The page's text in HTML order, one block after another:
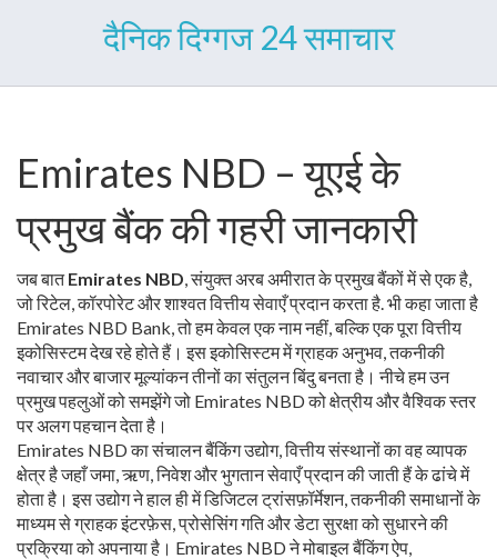
दैनिक दिग्गज 24 समाचार
Emirates NBD – यूएई के
प्रमुख बैंक की गहरी जानकारी
जब बातEmirates NBD,संयुक्त अरब अमीरात के प्रमुख बैंकों में से एक है,
जो रिटेल, कॉरपोरेट और शाश्वत वित्तीय सेवाएँ प्रदान करता है. भी कहा जाता है
Emirates NBD Bank, तो हम केवल एक नाम नहीं, बल्कि एक पूरा वित्तीय
इकोसिस्टम देख रहे होते हैं। इस इकोसिस्टम में ग्राहक अनुभव, तकनीकी
नवाचार और बाजार मूल्यांकन तीनों का संतुलन बिंदु बनता है। नीचे हम उन
प्रमुख पहलुओं को समझेंगे जो Emirates NBD को क्षेत्रीय और वैश्विक स्तर
पर अलग पहचान देता है।
Emirates NBD का संचालनबैंकिंग उद्योग,वित्तीय संस्थानों का वह व्यापक
क्षेत्र है जहाँ जमा, ऋण, निवेश और भुगतान सेवाएँ प्रदान की जाती हैंके ढांचे में
होता है। इस उद्योग ने हाल ही मेंडिजिटल ट्रांसफ़ॉर्मेशन,तकनीकी समाधानों के
माध्यम से ग्राहक इंटरफ़ेस, प्रोसेसिंग गति और डेटा सुरक्षा को सुधारने की
प्रक्रियाको अपनाया है। Emirates NBD ने मोबाइल बैंकिंग ऐप,